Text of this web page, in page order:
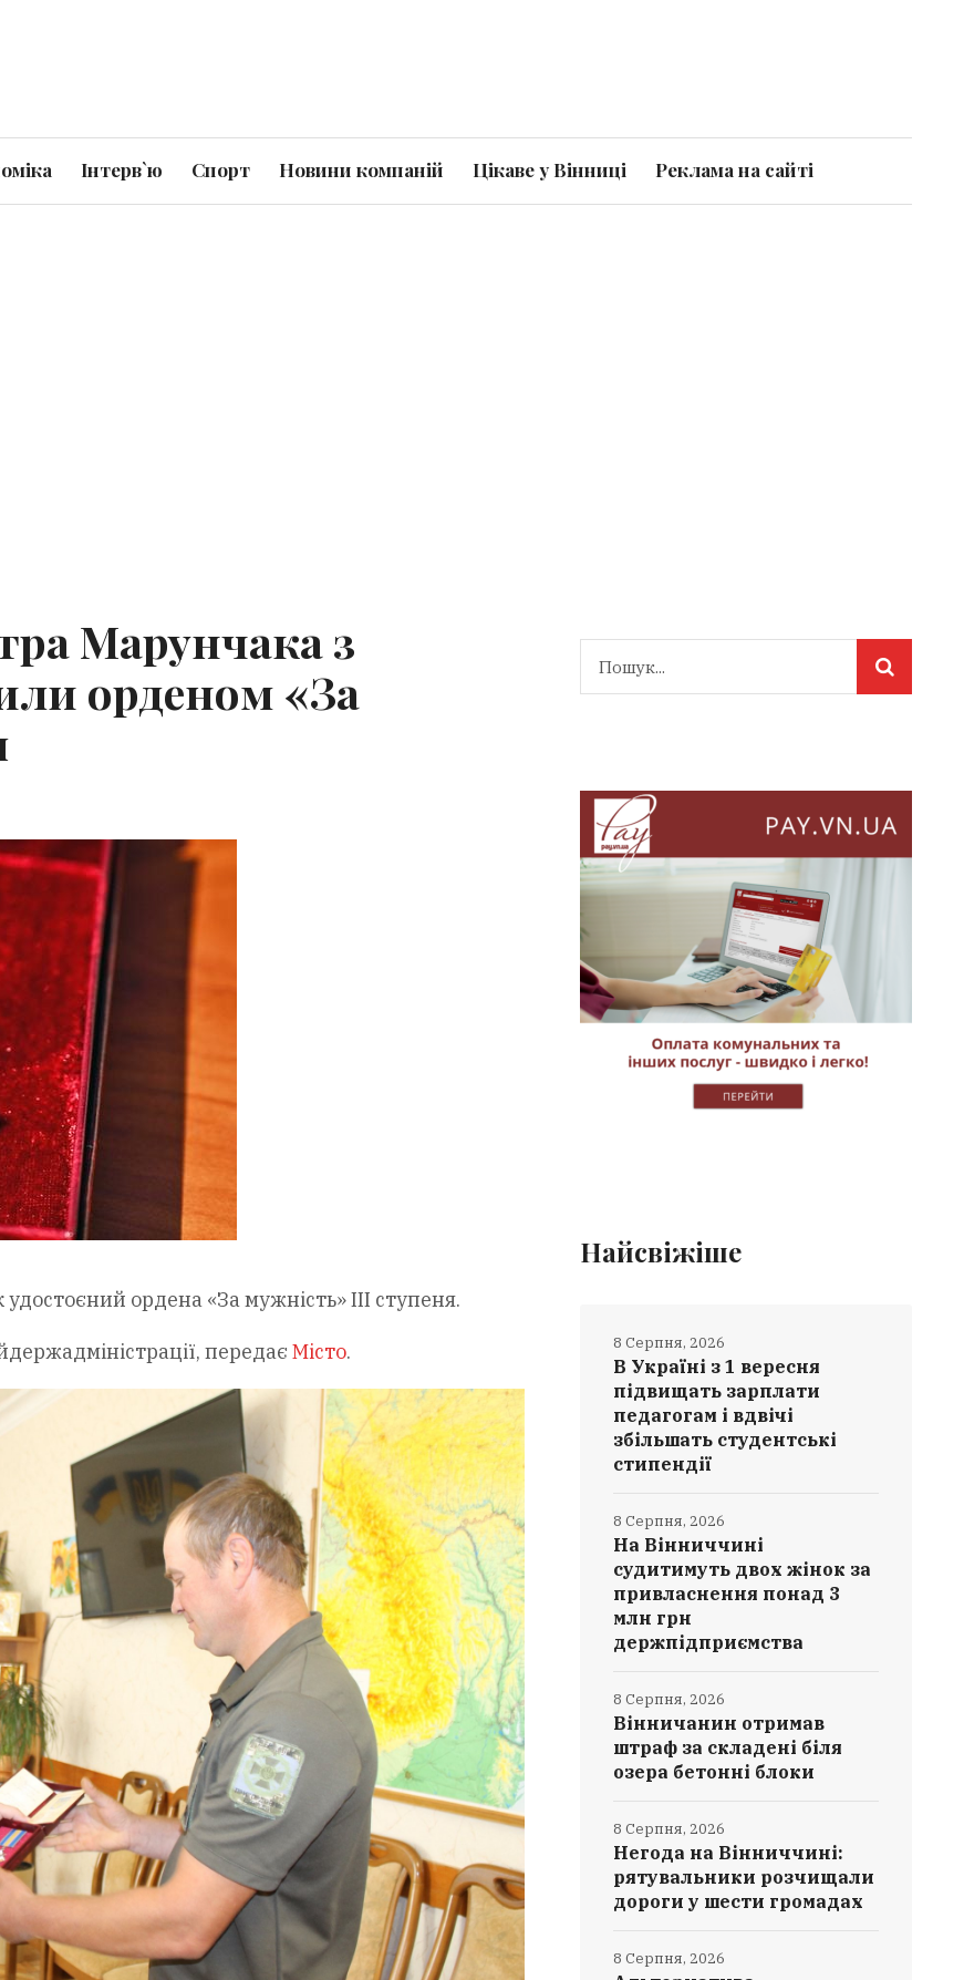
Інтерв`ю Спорт Новини компаній Цікаве у Вінниці Реклама на сайті
Марунчака з
орденом «За
ордена «За мужність» ІІІ ступеня.
передає Місто.
Найсвіжіше
В Україні з 1 вересня
підвищать зарплати
педагогам і вдвічі
збільшать студентські
стипендії
8 Серпня, 2026
На Вінниччині
судитимуть двох жінок за
привласнення понад 3
млн грн
держпідприємства
8 Серпня, 2026
Вінничанин отримав
штраф за складені біля
озера бетонні блоки
8 Серпня, 2026
Негода на Вінниччині:
рятувальники розчищали
дороги у шести громадах
8 Серпня, 2026
8 Серпня, 2026